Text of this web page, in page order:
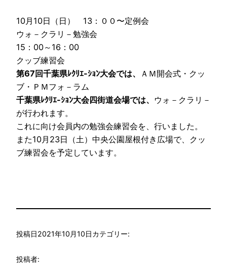
10月10日（日） 13：００〜定例会
ウォ－クラリ－勉強会
15：00～16：00
クッブ練習会
第67回千葉県ﾚｸﾘｴ-ｼｮﾝ大会では、
ＡＭ開会式・クッ
ブ・ ＰＭフォ－ラム
千葉県ﾚｸﾘｴ-ｼｮﾝ大会四街道会場では、 ウォ－クラリ－
が行われます。
これに向け会員内の勉強会練習会を、行いました。
また10月23日（土）中央公園屋根付き広場で、クッ
ブ練習会を予定しています。
投稿日2021年10月10日カテゴリー:
投稿者: